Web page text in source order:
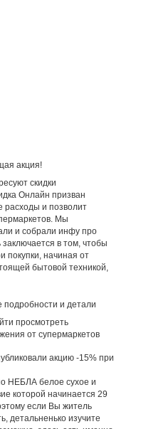
акция!
скидки
Онлайн призван
расходы и позволит
Мы
и собрали инфу про
заключается в том, чтобы
покупки, начиная от
бытовой техникой,
подробности и детали
просмотреть
от супермаркетов
акцию -15% при
НЕБЛА белое сухое и
которой начинается 29
если Вы житель
детальненько изучите